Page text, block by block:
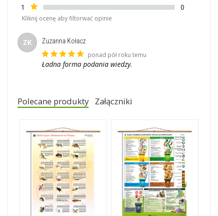
1
0
Kliknij ocenę aby filtorwać opinie
ZK
Zuzanna Kołacz
ponad pół roku temu
Ładna forma podania wiedzy.
Polecane produkty Załączniki